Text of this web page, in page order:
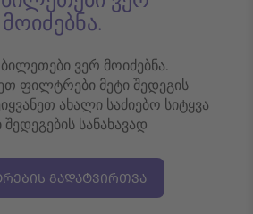
მოიძებნა.
ბილეთები ვერ მოიძებნა.
ფილტრები მეტი შედეგის
ახალი საძიებო სიტყვა
სანახავად
ᲒᲐᲓᲐᲢᲕᲘᲠᲗᲕᲐ